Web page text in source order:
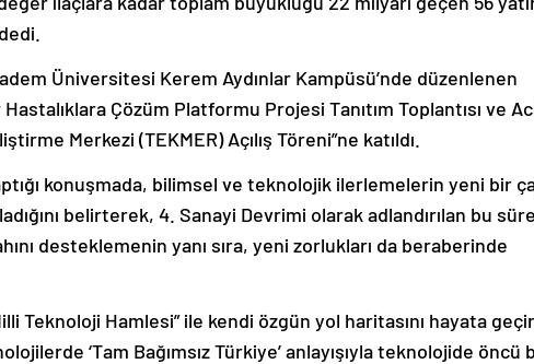
Üniversitesi Kerem Aydınlar Kampüsü’nde düzenlenen
Hastalıklara Çözüm Platformu Projesi Tanıtım Toplantısı ve
Merkezi (TEKMER) Açılış Töreni”ne katıldı.
konuşmada, bilimsel ve teknolojik ilerlemelerin yeni bir
belirterek, 4. Sanayi Devrimi olarak adlandırılan bu
desteklemenin yanı sıra, yeni zorlukları da beraberinde
Teknoloji Hamlesi” ile kendi özgün yol haritasını hayata
‘Tam Bağımsız Türkiye’ anlayışıyla teknolojide öncü